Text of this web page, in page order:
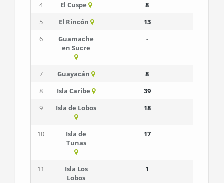
4
El Cuspe
8
5
El Rincón
13
6
Guamache
en Sucre
-
7 Guayacán
8
8
Isla Caribe
39
9
Isla de Lobos 18
10
Isla de
Tunas
17
11
Isla Los
Lobos
1